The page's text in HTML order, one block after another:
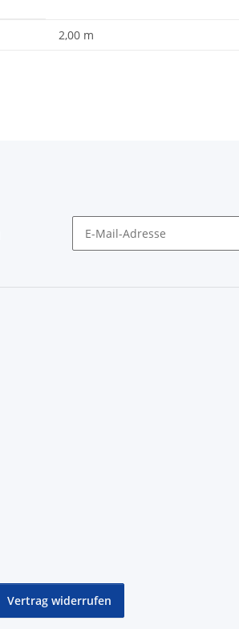
2,00 m
Vertrag widerrufen